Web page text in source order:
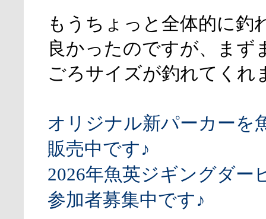
もうちょっと全体的に釣
良かったのですが、まず
ごろサイズが釣れてくれ
オリジナル新パーカーを
販売中です♪
2026年魚英ジギングダー
参加者募集中です♪